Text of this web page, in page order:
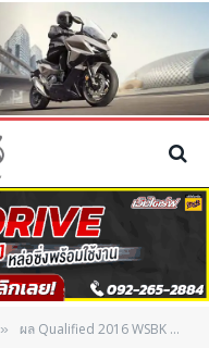
» ผล Qualified 2016 WSBK Aragon สนาม 3 Sykes โพล ตามด้วย 2 นักบิด Yamaha